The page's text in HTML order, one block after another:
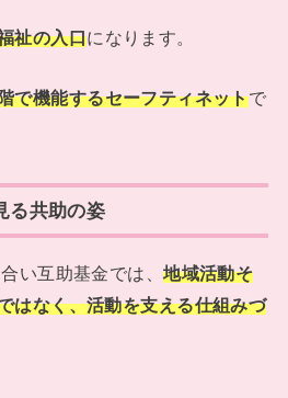
祉の入口になります。
で機能するセーフティネットで
る共助の姿
い互助基金では、地域活動そ
はなく、活動を支える仕組みづ